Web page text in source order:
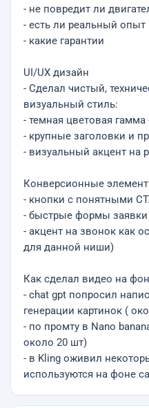
- не повредит ли
- есть ли реальный опыт
- какие гарантии
UI/UX дизайн
- Сделал чистый,
визуальный стиль:
- темная цветовая
- крупные заголовки и
- визуальный акцент на
Конверсионные
- кнопки с понятными
- быстрые формы заявки
- акцент на звонок как
для данной ниши)
Как сделал видео на
- chat gpt попросил
генерации картинок (
- по промту в Nano
около 20 шт)
- в Kling оживил
используются на фоне